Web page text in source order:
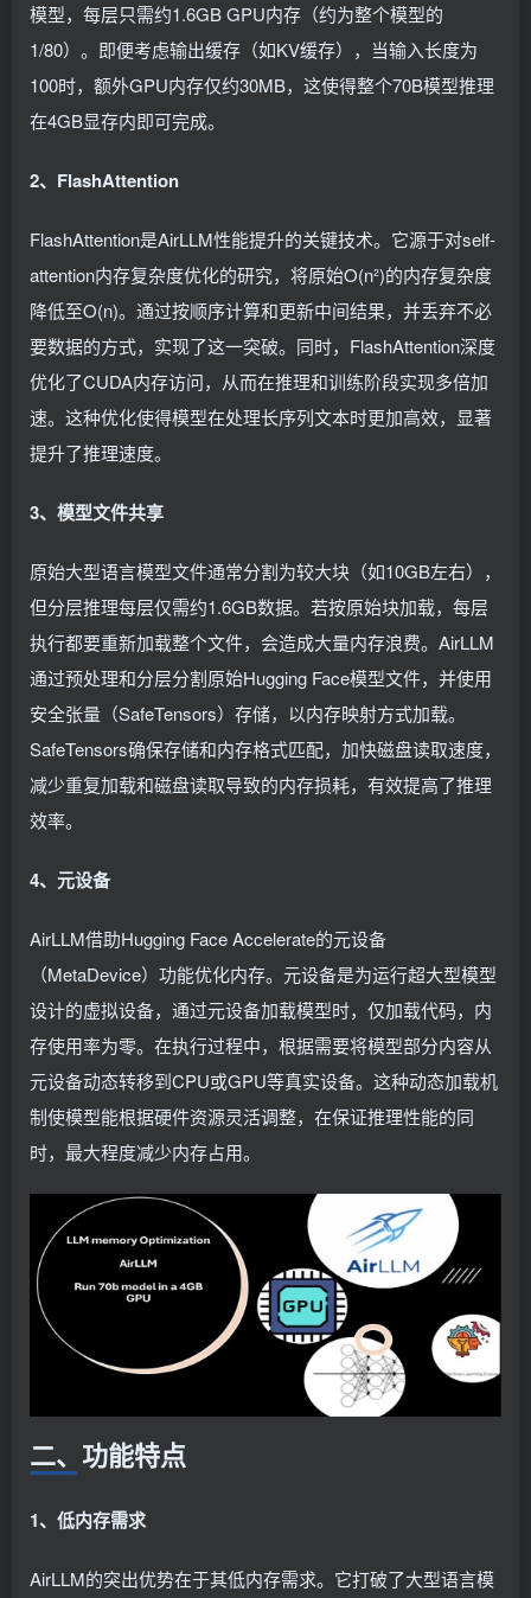
模型，每层只需约1.6GB GPU内存（约为整个模型的
1/80）。即便考虑输出缓存（如KV缓存），当输入长度为
100时，额外GPU内存仅约30MB，这使得整个70B模型推理
在4GB显存内即可完成。
2、FlashAttention
FlashAttention是AirLLM性能提升的关键技术。它源于对self-
attention内存复杂度优化的研究，将原始O(n²)的内存复杂度
降低至O(n)。通过按顺序计算和更新中间结果，并丢弃不必
要数据的方式，实现了这一突破。同时，FlashAttention深度
优化了CUDA内存访问，从而在推理和训练阶段实现多倍加
速。这种优化使得模型在处理长序列文本时更加高效，显著
提升了推理速度。
3、模型文件共享
原始大型语言模型文件通常分割为较大块（如10GB左右），
但分层推理每层仅需约1.6GB数据。若按原始块加载，每层
执行都要重新加载整个文件，会造成大量内存浪费。AirLLM
通过预处理和分层分割原始Hugging Face模型文件，并使用
安全张量（SafeTensors）存储，以内存映射方式加载。
SafeTensors确保存储和内存格式匹配，加快磁盘读取速度，
减少重复加载和磁盘读取导致的内存损耗，有效提高了推理
效率。
4、元设备
AirLLM借助Hugging Face Accelerate的元设备
（MetaDevice）功能优化内存。元设备是为运行超大型模型
设计的虚拟设备，通过元设备加载模型时，仅加载代码，内
存使用率为零。在执行过程中，根据需要将模型部分内容从
元设备动态转移到CPU或GPU等真实设备。这种动态加载机
制使模型能根据硬件资源灵活调整，在保证推理性能的同
时，最大程度减少内存占用。
二、功能特点
1、低内存需求
AirLLM的突出优势在于其低内存需求。它打破了大型语言模